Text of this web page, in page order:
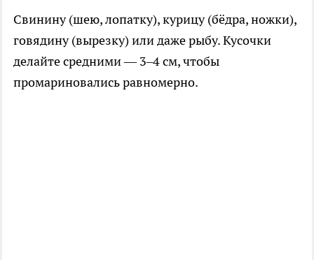
Свинину (шею, лопатку), курицу (бёдра, ножки),
говядину (вырезку) или даже рыбу. Кусочки
делайте средними — 3–4 см, чтобы
промариновались равномерно.